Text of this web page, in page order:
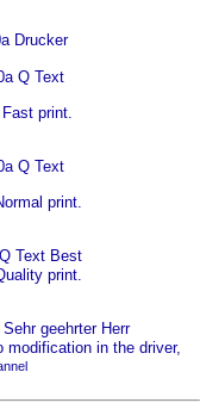
Fast print.
print.
print.
modification in the driver,